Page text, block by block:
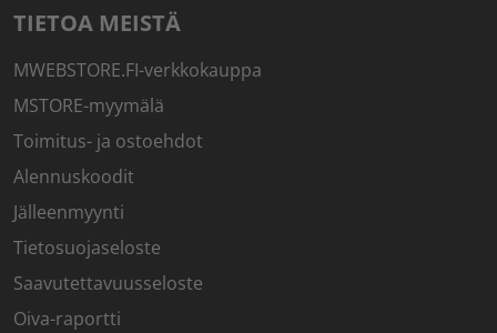
TIETOA MEISTÄ
MWEBSTORE.FI-verkkokauppa
MSTORE-myymälä
Toimitus- ja ostoehdot
Alennuskoodit
Jälleenmyynti
Tietosuojaseloste
Saavutettavuusseloste
Oiva-raportti